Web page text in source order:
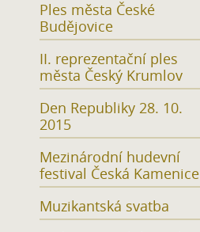
Ples města České
Budějovice
II. reprezentační ples
města Český Krumlov
Den Republiky 28. 10.
2015
Mezinárodní hudevní
festival Česká Kamenice
Muzikantská svatba